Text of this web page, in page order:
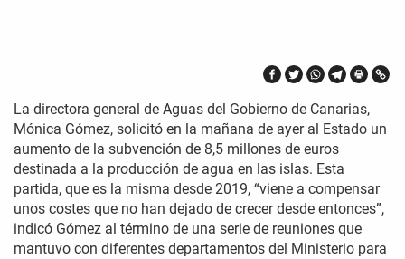
La directora general de Aguas del Gobierno de Canarias,
Mónica Gómez, solicitó en la mañana de ayer al Estado un
aumento de la subvención de 8,5 millones de euros
destinada a la producción de agua en las islas. Esta
partida, que es la misma desde 2019, “viene a compensar
unos costes que no han dejado de crecer desde entonces”,
indicó Gómez al término de una serie de reuniones que
mantuvo con diferentes departamentos del Ministerio para